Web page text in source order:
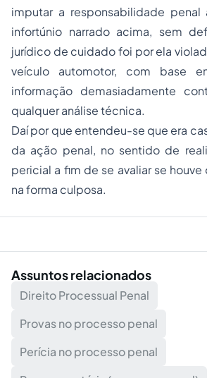
imputar a responsabilidade
infortúnio narrado acima, sem
jurídico de cuidado foi por ela
veículo automotor, com base
informação demasiadamente
qualquer análise técnica.
Daí por que entendeu-se que era
da ação penal, no sentido de
pericial a fim de se avaliar se
na forma culposa.
Assuntos relacionados
Direito Processual Penal
Provas no processo penal
Perícia no processo penal